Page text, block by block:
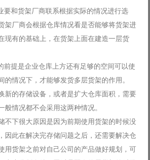
要和货架厂商联系根据实际的情况进行选
架厂商会根据仓库情况看是否能够将货架进
现有的基础上，在货架上面在建造一层货
前提是企业仓库上方还有足够的空间可以使
的情况下，才能够发货多层货架的作用。
新的存储设备，或者是扩大仓库面积，需要
般情况都不会采用这两种情况。
不下很大原因是因为前期使用货架的时候没
因此在解决完存储问题之后，还需要解决仓
用货架之前对自己公司的产品做好规划，可